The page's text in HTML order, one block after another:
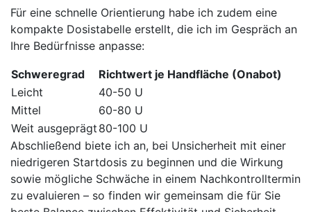
Für eine schnelle Orientierung habe ich zudem eine
kompakte Dosistabelle erstellt, ⁣die ⁤ich im Gespräch an
Ihre Bedürfnisse anpasse:
Schweregrad
Richtwert ⁢je Handfläche (Onabot)
Leicht
40-50 U
Mittel
60-80 U
Weit ausgeprägt 80-100 U
Abschließend biete ich an, bei Unsicherheit ⁣mit einer
niedrigeren Startdosis zu ⁤beginnen und die ‌Wirkung
sowie mögliche Schwäche ‌in einem Nachkontrolltermin‍
zu evaluieren – so finden‌ wir gemeinsam‍ die für ⁣Sie